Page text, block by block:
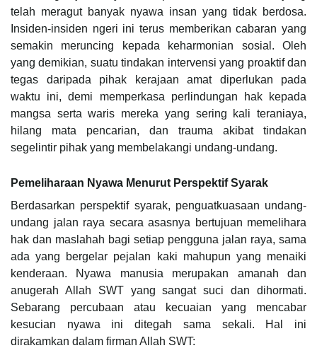
telah meragut banyak nyawa insan yang tidak berdosa.
Insiden-insiden ngeri ini terus memberikan cabaran yang
semakin meruncing kepada keharmonian sosial. Oleh
yang demikian, suatu tindakan intervensi yang proaktif dan
tegas daripada pihak kerajaan amat diperlukan pada
waktu ini, demi memperkasa perlindungan hak kepada
mangsa serta waris mereka yang sering kali teraniaya,
hilang mata pencarian, dan trauma akibat tindakan
segelintir pihak yang membelakangi undang-undang.
Pemeliharaan Nyawa Menurut Perspektif Syarak
Berdasarkan perspektif syarak, penguatkuasaan undang-
undang jalan raya secara asasnya bertujuan memelihara
hak dan maslahah bagi setiap pengguna jalan raya, sama
ada yang bergelar pejalan kaki mahupun yang menaiki
kenderaan. Nyawa manusia merupakan amanah dan
anugerah Allah SWT yang sangat suci dan dihormati.
Sebarang percubaan atau kecuaian yang mencabar
kesucian nyawa ini ditegah sama sekali. Hal ini
dirakamkan dalam firman Allah SWT: